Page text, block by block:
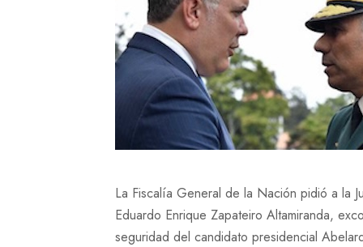
La Fiscalía General de la Nación pidió a la
Eduardo Enrique Zapateiro Altamiranda,
seguridad del candidato presidencial